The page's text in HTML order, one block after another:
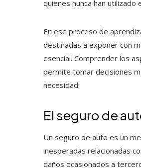
quienes nunca han
En ese proceso de
destinadas a exponer con
esencial. Comprender los
permite tomar decisiones
necesidad.
El seguro de
Un seguro de auto es un
inesperadas relacionadas
daños ocasionados a